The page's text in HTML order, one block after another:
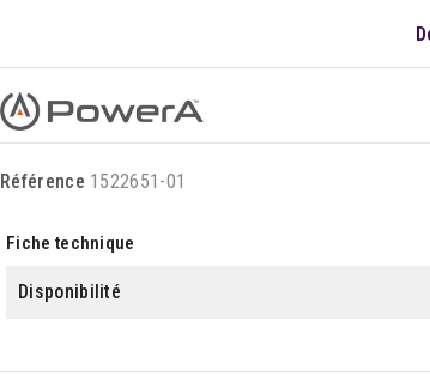
Référence 1522651-01
Fiche technique
Disponibilité